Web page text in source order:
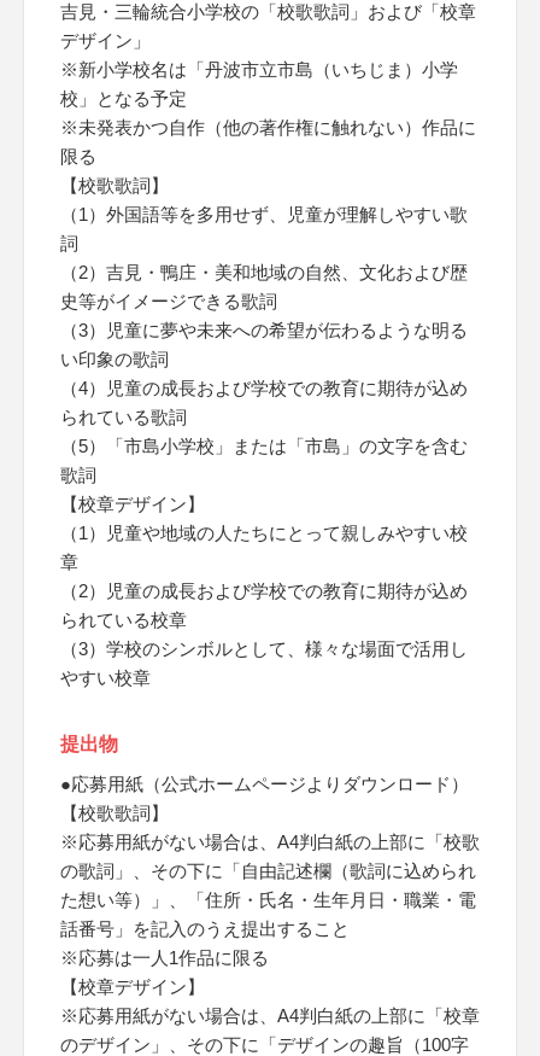
吉見・三輪統合小学校の「校歌歌詞」および「校章
デザイン」
※新小学校名は「丹波市立市島（いちじま）小学
校」となる予定
※未発表かつ自作（他の著作権に触れない）作品に
限る
【校歌歌詞】
（1）外国語等を多用せず、児童が理解しやすい歌
詞
（2）吉見・鴨庄・美和地域の自然、文化および歴
史等がイメージできる歌詞
（3）児童に夢や未来への希望が伝わるような明る
い印象の歌詞
（4）児童の成長および学校での教育に期待が込め
られている歌詞
（5）「市島小学校」または「市島」の文字を含む
歌詞
【校章デザイン】
（1）児童や地域の人たちにとって親しみやすい校
章
（2）児童の成長および学校での教育に期待が込め
られている校章
（3）学校のシンボルとして、様々な場面で活用し
やすい校章
提出物
●応募用紙（公式ホームページよりダウンロード）
【校歌歌詞】
※応募用紙がない場合は、A4判白紙の上部に「校歌
の歌詞」、その下に「自由記述欄（歌詞に込められ
た想い等）」、「住所・氏名・生年月日・職業・電
話番号」を記入のうえ提出すること
※応募は一人1作品に限る
【校章デザイン】
※応募用紙がない場合は、A4判白紙の上部に「校章
のデザイン」、その下に「デザインの趣旨（100字